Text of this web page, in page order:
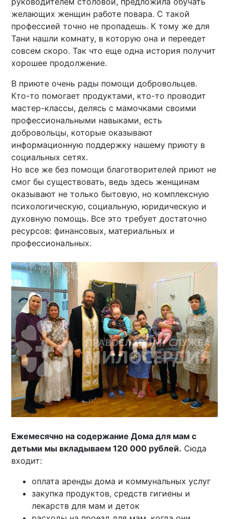
желающих женщин работе повара. С такой
профессией точно не пропадешь. К тому же для
Тани нашли комнату, в которую она и переедет
совсем скоро. Так что еще одна история получит
хорошее продолжение.
В приюте очень рады помощи добровольцев.
Кто-то помогает продуктами, кто-то проводит
мастер-классы, делясь с мамочками своими
профессиональными навыками, есть
добровольцы, которые оказывают
информационную поддержку нашему приюту в
социальных сетях.
Но все же без помощи благотворителей приют не
смог бы существовать, ведь здесь женщинам
оказывают не только бытовую, но комплексную
психологическую, социальную, юридическую и
духовную помощь. Все это требует достаточно
ресурсов: финансовых, материальных и
профессиональных.
Ежемесячно на содержание Дома для мам с
детьми мы вкладываем 120 000 рублей. Сюда
входит:
оплата аренды дома и коммунальных услуг
закупка продуктов, средств гигиены и
лекарств для мам и деток